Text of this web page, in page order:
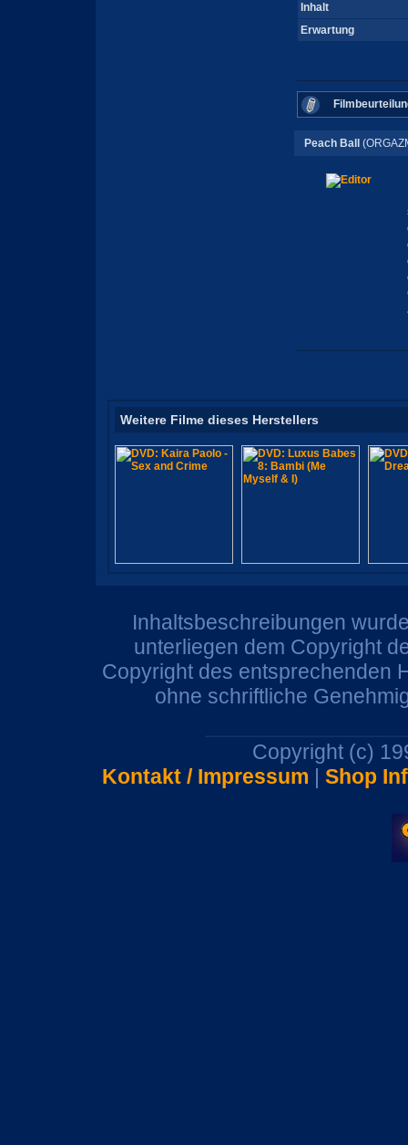
Inhalt
Erwartung
Peach Ball
Weitere Filme dieses Herstellers
Inhaltsbeschreibungen
unterliegen dem Copyright
Copyright des entsprechenden
ohne schriftliche
Copyright (c)
Kontakt / Impressum | Shop